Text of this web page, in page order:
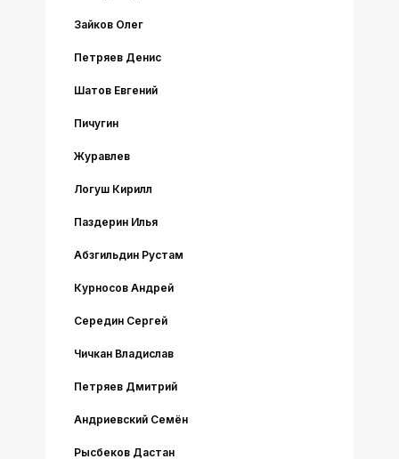
Зайков Олег
Петряев Денис
Шатов Евгений
Пичугин
Журавлев
Логуш Кирилл
Паздерин Илья
Абзгильдин Рустам
Курносов Андрей
Середин Сергей
Чичкан Владислав
Петряев Дмитрий
Андриевский Семён
Рысбеков Дастан